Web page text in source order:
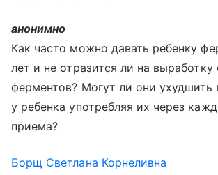
анонимно
Как часто можно давать ребенку
лет и не отразится ли на выработку
ферментов? Могут ли они ухудшить
у ребенка употребляя их через
приема?
Борщ Светлана Корнеливна